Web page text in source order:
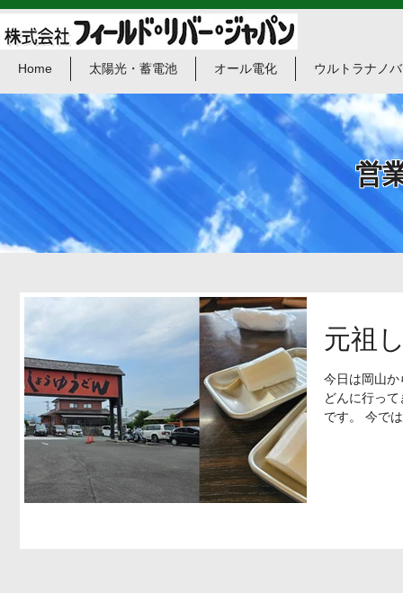
Home 太陽光・蓄電池 オール電化 ウルトラナノ
営
元祖
今日は岡山
どんに行っ
です。 今で